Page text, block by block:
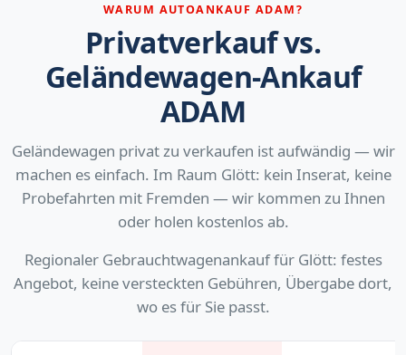
WARUM AUTOANKAUF ADAM?
Privatverkauf vs.
Geländewagen-Ankauf
ADAM
Geländewagen privat zu verkaufen ist aufwändig — wir
machen es einfach. Im Raum Glött: kein Inserat, keine
Probefahrten mit Fremden — wir kommen zu Ihnen
oder holen kostenlos ab.
Regionaler Gebrauchtwagenankauf für Glött: festes
Angebot, keine versteckten Gebühren, Übergabe dort,
wo es für Sie passt.